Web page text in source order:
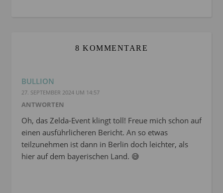
8 KOMMENTARE
BULLION
27. SEPTEMBER 2024 UM 14:57
ANTWORTEN
Oh, das Zelda-Event klingt toll! Freue mich schon auf
einen ausführlicheren Bericht. An so etwas
teilzunehmen ist dann in Berlin doch leichter, als
hier auf dem bayerischen Land. 😅